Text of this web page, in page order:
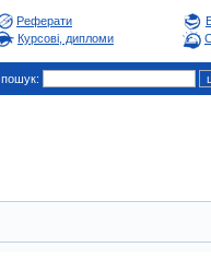
Реферати
Курсові, дипломи
пошук: